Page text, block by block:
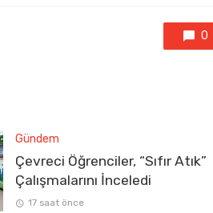
0
Gündem
Çevreci Öğrenciler, “Sıfır Atık”
Çalışmalarını İnceledi
17 saat önce